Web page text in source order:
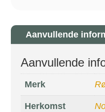
Aanvullende
Aanvullende
Merk
Herkomst